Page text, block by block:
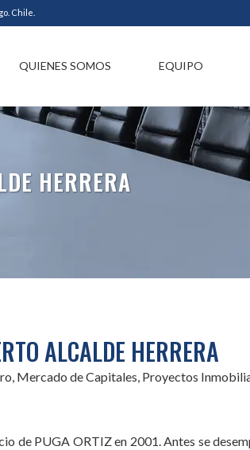
Chile.
QUIENES SOMOS EQUIPO
HERRERA
ALCALDE HERRERA
Mercado de Capitales, Proyectos
de PUGA ORTIZ en 2001. Antes se